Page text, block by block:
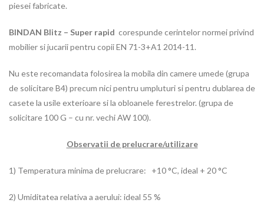
piesei fabricate.
BINDAN Blitz – Super rapid corespunde cerintelor normei privind
mobilier si jucarii pentru copii EN 71-3+A1 2014-11.
Nu este recomandata folosirea la mobila din camere umede (grupa
de solicitare B4) precum nici pentru umpluturi si pentru dublarea de
casete la usile exterioare si la obloanele ferestrelor. (grupa de
solicitare 100 G – cu nr. vechi AW 100).
Observatii de prelucrare/utilizare
1) Temperatura minima de prelucrare: +10 °C, ideal + 20 °C
2) Umiditatea relativa a aerului: ideal 55 %